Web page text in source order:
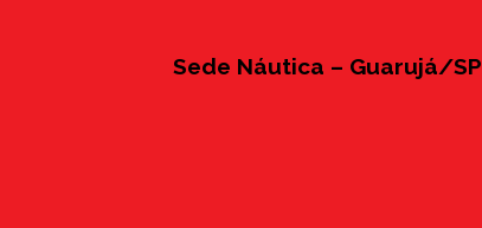
Sede Náutica – Guarujá/SP